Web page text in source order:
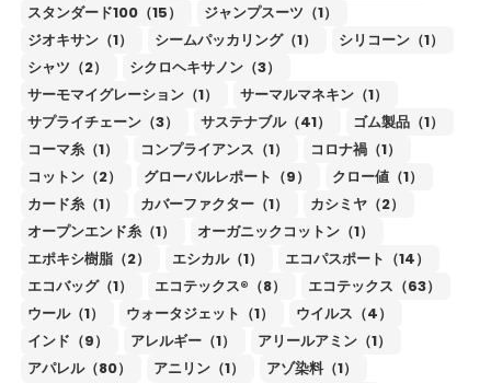
スタンダード100（15）
ジャンプスーツ（1）
ジオキサン（1）
シームパッカリング（1）
シリコーン（1）
シャツ（2）
シクロヘキサノン（3）
サーモマイグレーション（1）
サーマルマネキン（1）
サプライチェーン（3）
サステナブル（41）
ゴム製品（1）
コーマ糸（1）
コンプライアンス（1）
コロナ禍（1）
コットン（2）
グローバルレポート（9）
クロー値（1）
カード糸（1）
カバーファクター（1）
カシミヤ（2）
オープンエンド糸（1）
オーガニックコットン（1）
エポキシ樹脂（2）
エシカル（1）
エコパスポート（14）
エコバッグ（1）
エコテックス®（8）
エコテックス（63）
ウール（1）
ウォータジェット（1）
ウイルス（4）
インド（9）
アレルギー（1）
アリールアミン（1）
アパレル（80）
アニリン（1）
アゾ染料（1）